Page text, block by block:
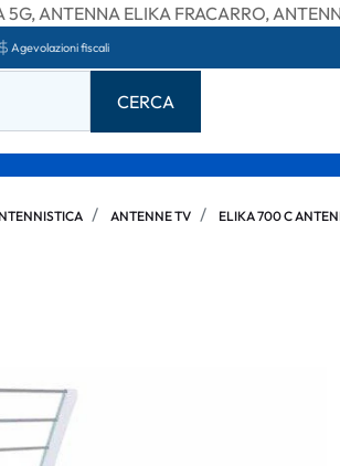
5G, ANTENNA ELIKA FRACARRO,
Agevolazioni fiscali
ANTENNE TV ELIKA 700 C